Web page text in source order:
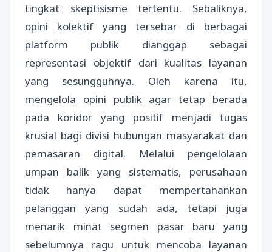
tingkat skeptisisme tertentu. Sebaliknya,
opini kolektif yang tersebar di berbagai
platform publik dianggap sebagai
representasi objektif dari kualitas layanan
yang sesungguhnya. Oleh karena itu,
mengelola opini publik agar tetap berada
pada koridor yang positif menjadi tugas
krusial bagi divisi hubungan masyarakat dan
pemasaran digital. Melalui pengelolaan
umpan balik yang sistematis, perusahaan
tidak hanya dapat mempertahankan
pelanggan yang sudah ada, tetapi juga
menarik minat segmen pasar baru yang
sebelumnya ragu untuk mencoba layanan